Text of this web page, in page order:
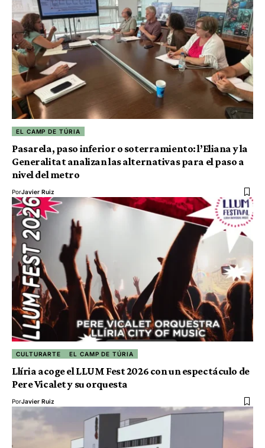
EL CAMP DE TÚRIA
Pasarela, paso inferior o soterramiento: l’Eliana y la
Generalitat analizan las alternativas para el paso a
nivel del metro
PorJavier Ruiz
CULTURARTE EL CAMP DE TÚRIA
Llíria acoge el LLUM Fest 2026 con un espectáculo de
Pere Vicalet y su orquesta
PorJavier Ruiz